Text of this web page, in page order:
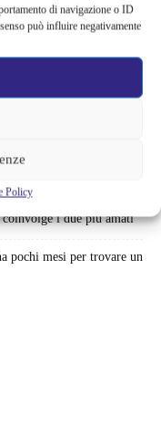
di navigazione o ID
può influire negativamente
Policy
svela data e prime
| Zak Penn conferma il
il film
ferita | Il finale
i due più amati
pochi mesi per trovare un